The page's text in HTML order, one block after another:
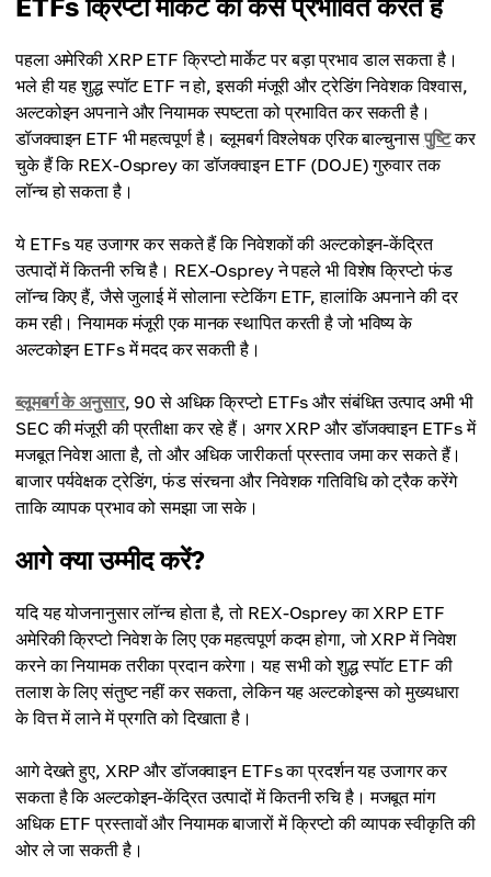
पहला अमेरिकी XRP ETF क्रिप्टो मार्केट पर बड़ा प्रभाव डाल सकता है।
भले ही यह शुद्ध स्पॉट ETF न हो, इसकी मंजूरी और ट्रेडिंग निवेशक विश्वास,
अल्टकोइन अपनाने और नियामक स्पष्टता को प्रभावित कर सकती है।
डॉजक्वाइन ETF भी महत्वपूर्ण है। ब्लूमबर्ग विश्लेषक एरिक बाल्चुनासपुष्टिकर
चुके हैं कि REX-Osprey का डॉजक्वाइन ETF (DOJE) गुरुवार तक
लॉन्च हो सकता है।
ये ETFs यह उजागर कर सकते हैं कि निवेशकों की अल्टकोइन-केंद्रित
उत्पादों में कितनी रुचि है। REX-Osprey ने पहले भी विशेष क्रिप्टो फंड
लॉन्च किए हैं, जैसे जुलाई में सोलाना स्टेकिंग ETF, हालांकि अपनाने की दर
कम रही। नियामक मंजूरी एक मानक स्थापित करती है जो भविष्य के
अल्टकोइन ETFs में मदद कर सकती है।
ब्लूमबर्ग के अनुसार, 90 से अधिक क्रिप्टो ETFs और संबंधित उत्पाद अभी भी
SEC की मंजूरी की प्रतीक्षा कर रहे हैं। अगर XRP और डॉजक्वाइन ETFs में
मजबूत निवेश आता है, तो और अधिक जारीकर्ता प्रस्ताव जमा कर सकते हैं।
बाजार पर्यवेक्षक ट्रेडिंग, फंड संरचना और निवेशक गतिविधि को ट्रैक करेंगे
ताकि व्यापक प्रभाव को समझा जा सके।
आगे क्या उम्मीद करें?
यदि यह योजनानुसार लॉन्च होता है, तो REX-Osprey का XRP ETF
अमेरिकी क्रिप्टो निवेश के लिए एक महत्वपूर्ण कदम होगा, जो XRP में निवेश
करने का नियामक तरीका प्रदान करेगा। यह सभी को शुद्ध स्पॉट ETF की
तलाश के लिए संतुष्ट नहीं कर सकता, लेकिन यह अल्टकोइन्स को मुख्यधारा
के वित्त में लाने में प्रगति को दिखाता है।
आगे देखते हुए, XRP और डॉजक्वाइन ETFs का प्रदर्शन यह उजागर कर
सकता है कि अल्टकोइन-केंद्रित उत्पादों में कितनी रुचि है। मजबूत मांग
अधिक ETF प्रस्तावों और नियामक बाजारों में क्रिप्टो की व्यापक स्वीकृति की
ओर ले जा सकती है।